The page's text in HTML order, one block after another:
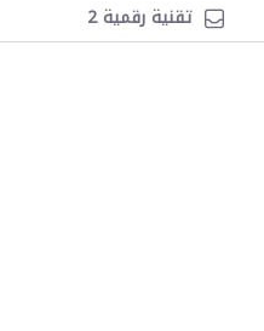
تقنية رقمية 2